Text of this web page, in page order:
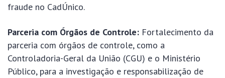
fraude no CadÚnico.
Parceria com Órgãos de Controle: Fortalecimento da
parceria com órgãos de controle, como a
Controladoria-Geral da União (CGU) e o Ministério
Público, para a investigação e responsabilização de